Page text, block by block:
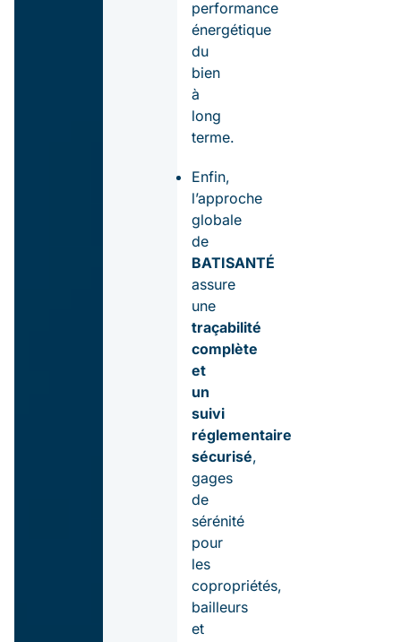
performance
énergétique
du
bien
à
long
terme.
Enfin,
l’approche
globale
de
BATISANTÉ
assure
une
traçabilité
complète
et
un
suivi
réglementaire
sécurisé,
gages
de
sérénité
pour
les
copropriétés,
bailleurs
et